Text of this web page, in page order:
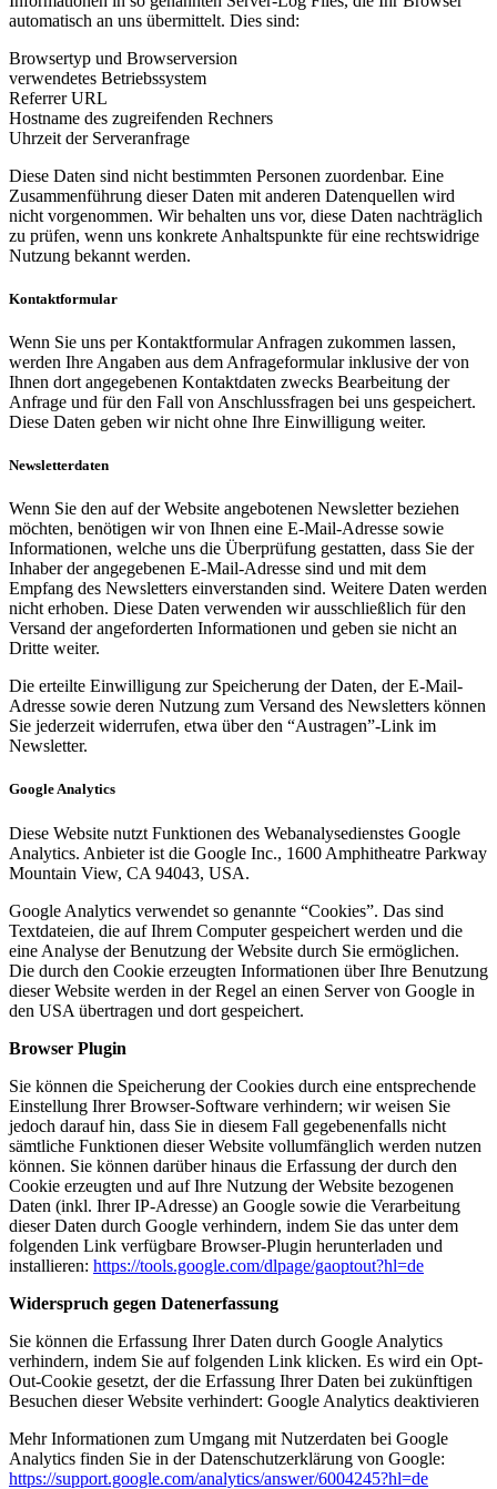
automatisch an uns übermittelt. Dies sind:
Browsertyp und Browserversion
verwendetes Betriebssystem
Referrer URL
Hostname des zugreifenden Rechners
Uhrzeit der Serveranfrage
Diese Daten sind nicht bestimmten Personen zuordenbar. Eine
Zusammenführung dieser Daten mit anderen Datenquellen wird
nicht vorgenommen. Wir behalten uns vor, diese Daten nachträglich
zu prüfen, wenn uns konkrete Anhaltspunkte für eine rechtswidrige
Nutzung bekannt werden.
Kontaktformular
Wenn Sie uns per Kontaktformular Anfragen zukommen lassen,
werden Ihre Angaben aus dem Anfrageformular inklusive der von
Ihnen dort angegebenen Kontaktdaten zwecks Bearbeitung der
Anfrage und für den Fall von Anschlussfragen bei uns gespeichert.
Diese Daten geben wir nicht ohne Ihre Einwilligung weiter.
Newsletterdaten
Wenn Sie den auf der Website angebotenen Newsletter beziehen
möchten, benötigen wir von Ihnen eine E-Mail-Adresse sowie
Informationen, welche uns die Überprüfung gestatten, dass Sie der
Inhaber der angegebenen E-Mail-Adresse sind und mit dem
Empfang des Newsletters einverstanden sind. Weitere Daten werden
nicht erhoben. Diese Daten verwenden wir ausschließlich für den
Versand der angeforderten Informationen und geben sie nicht an
Dritte weiter.
Die erteilte Einwilligung zur Speicherung der Daten, der E-Mail-
Adresse sowie deren Nutzung zum Versand des Newsletters können
Sie jederzeit widerrufen, etwa über den “Austragen”-Link im
Newsletter.
Google Analytics
Diese Website nutzt Funktionen des Webanalysedienstes Google
Analytics. Anbieter ist die Google Inc., 1600 Amphitheatre Parkway
Mountain View, CA 94043, USA.
Google Analytics verwendet so genannte “Cookies”. Das sind
Textdateien, die auf Ihrem Computer gespeichert werden und die
eine Analyse der Benutzung der Website durch Sie ermöglichen.
Die durch den Cookie erzeugten Informationen über Ihre Benutzung
dieser Website werden in der Regel an einen Server von Google in
den USA übertragen und dort gespeichert.
Browser Plugin
Sie können die Speicherung der Cookies durch eine entsprechende
Einstellung Ihrer Browser-Software verhindern; wir weisen Sie
jedoch darauf hin, dass Sie in diesem Fall gegebenenfalls nicht
sämtliche Funktionen dieser Website vollumfänglich werden nutzen
können. Sie können darüber hinaus die Erfassung der durch den
Cookie erzeugten und auf Ihre Nutzung der Website bezogenen
Daten (inkl. Ihrer IP-Adresse) an Google sowie die Verarbeitung
dieser Daten durch Google verhindern, indem Sie das unter dem
folgenden Link verfügbare Browser-Plugin herunterladen und
installieren: https://tools.google.com/dlpage/gaoptout?hl=de
Widerspruch gegen Datenerfassung
Sie können die Erfassung Ihrer Daten durch Google Analytics
verhindern, indem Sie auf folgenden Link klicken. Es wird ein Opt-
Out-Cookie gesetzt, der die Erfassung Ihrer Daten bei zukünftigen
Besuchen dieser Website verhindert: Google Analytics deaktivieren
Mehr Informationen zum Umgang mit Nutzerdaten bei Google
Analytics finden Sie in der Datenschutzerklärung von Google:
https://support.google.com/analytics/answer/6004245?hl=de